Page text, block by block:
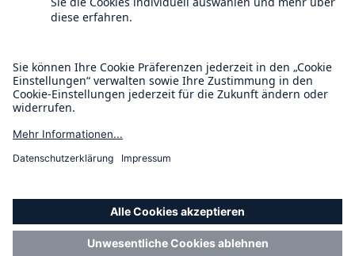
Datenschutz
Rechtliche Hinweise
Sitemap
Impressum
Rückversicherung Leben/Gesundheit
MIRA Digital Suite